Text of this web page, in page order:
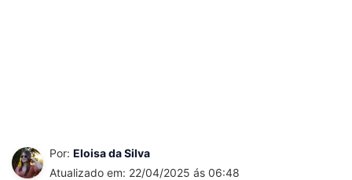
Por: Eloisa da Silva
Atualizado em: 22/04/2025 ás 06:48